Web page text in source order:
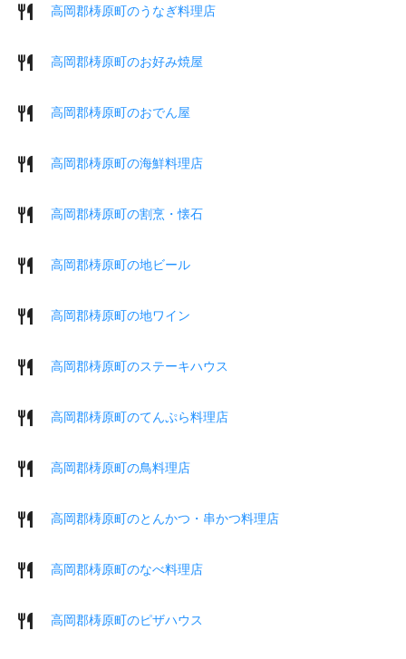
高岡郡梼原町のうなぎ料理店
高岡郡梼原町のお好み焼屋
高岡郡梼原町のおでん屋
高岡郡梼原町の海鮮料理店
高岡郡梼原町の割烹・懐石
高岡郡梼原町の地ビール
高岡郡梼原町の地ワイン
高岡郡梼原町のステーキハウス
高岡郡梼原町のてんぷら料理店
高岡郡梼原町の鳥料理店
高岡郡梼原町のとんかつ・串かつ料理店
高岡郡梼原町のなべ料理店
高岡郡梼原町のピザハウス